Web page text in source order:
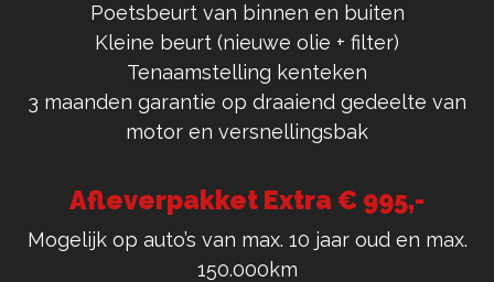
Poetsbeurt van binnen en buiten
Kleine beurt (nieuwe olie + filter)
Tenaamstelling kenteken
3 maanden garantie op draaiend gedeelte van
motor en versnellingsbak
Afleverpakket Extra € 995,-
Mogelijk op auto’s van max. 10 jaar oud en max.
150.000km